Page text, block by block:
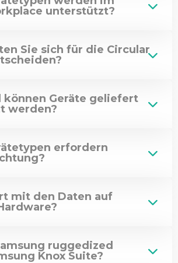
unterstützt?
Sie sich für die Circular
können Geräte geliefert
werden?
erfordern
mit den Daten auf
ruggedized
Knox Suite?